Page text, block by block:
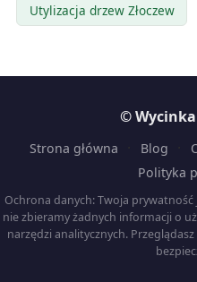
Utylizacja drzew Złoczew
©
Strona główna Blog
Polityka
Ochrona danych: Twoja
nie zbieramy żadnych informacji o
narzędzi analitycznych.